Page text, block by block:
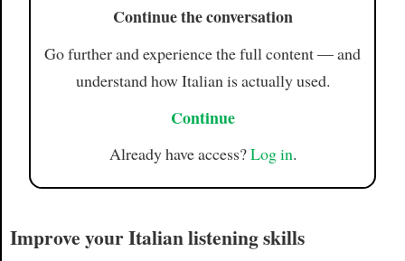
Continue the conversation
Go further and experience the full content — and
understand how Italian is actually used.
Continue
Already have access?Log in.
Improve your Italian listening skills